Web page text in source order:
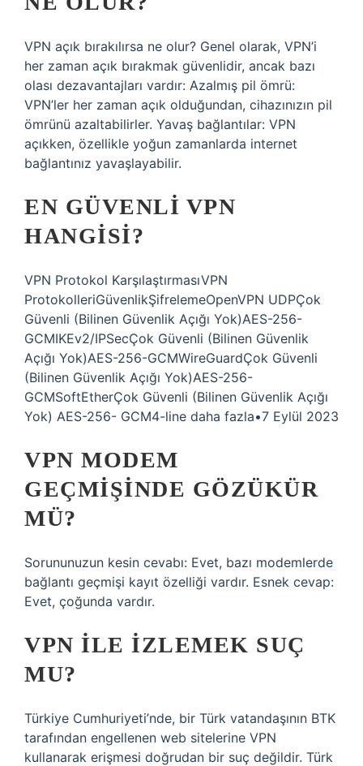
VPN açık bırakılırsa ne olur? Genel olarak, VPN’i
her zaman açık bırakmak güvenlidir, ancak bazı
olası dezavantajları vardır: Azalmış pil ömrü:
VPN’ler her zaman açık olduğundan, cihazınızın pil
ömrünü azaltabilirler. Yavaş bağlantılar: VPN
açıkken, özellikle yoğun zamanlarda internet
bağlantınız yavaşlayabilir.
EN GÜVENLI VPN
HANGISI?
VPN Protokol KarşılaştırmasıVPN
ProtokolleriGüvenlikŞifrelemeOpenVPN UDPÇok
Güvenli (Bilinen Güvenlik Açığı Yok)AES-256-
GCMIKEv2/IPSecÇok Güvenli (Bilinen Güvenlik
Açığı Yok)AES-256-GCMWireGuardÇok Güvenli
(Bilinen Güvenlik Açığı Yok)AES-256-
GCMSoftEtherÇok Güvenli (Bilinen Güvenlik Açığı
Yok) AES-256- GCM4-line daha fazla•7 Eylül 2023
VPN MODEM
GEÇMIŞINDE GÖZÜKÜR
MÜ?
Sorununuzun kesin cevabı: Evet, bazı modemlerde
bağlantı geçmişi kayıt özelliği vardır. Esnek cevap:
Evet, çoğunda vardır.
VPN ILE IZLEMEK SUÇ
MU?
Türkiye Cumhuriyeti’nde, bir Türk vatandaşının BTK
tarafından engellenen web sitelerine VPN
kullanarak erişmesi doğrudan bir suç değildir. Türk